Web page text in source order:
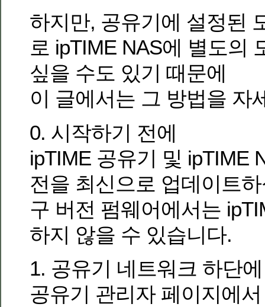
하지만, 공유기에 설정된
로 ipTIME NAS에 별도의
싶을 수도 있기 때문에
이 글에서는 그 방법을 자
0. 시작하기 전에
ipTIME 공유기 및 ipTIME
전을 최신으로 업데이트
구 버전 펌웨어에서는
하지 않을 수 있습니다.
1. 공유기 네트워크 하단
공유기 관리자 페이지에